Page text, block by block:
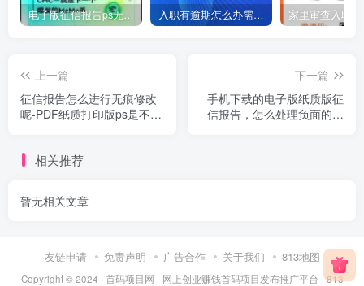
电子版征信报告ps无痕修改的操作流程 入职有逾期怎么办需要个人征信PDF电子版修改入职征信美化真的可以做到无痕吗
上一篇
征信报告怎么进行无痕修改
呢-PDF纸质打印版ps是不行
下一篇
手机下载的电子版纸质版征
信报告，怎么处理负面的一
相关推荐
暂无相关文章
友链申请 免责声明 广告合作 关于我们 813地图
Copyright © 2024 · 首码项目网 - 网上创业赚钱首码项目发布推广平台 - 813